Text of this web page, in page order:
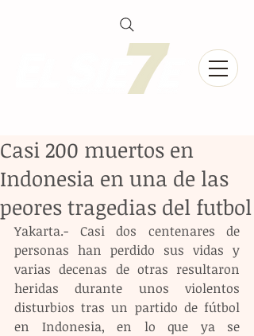
Casi 200 muertos en
Indonesia en una de las
peores tragedias del futbol
Yakarta.- Casi dos centenares de
personas han perdido sus vidas y
varias decenas de otras resultaron
heridas durante unos violentos
disturbios tras un partido de fútbol
en Indonesia, en lo que ya se